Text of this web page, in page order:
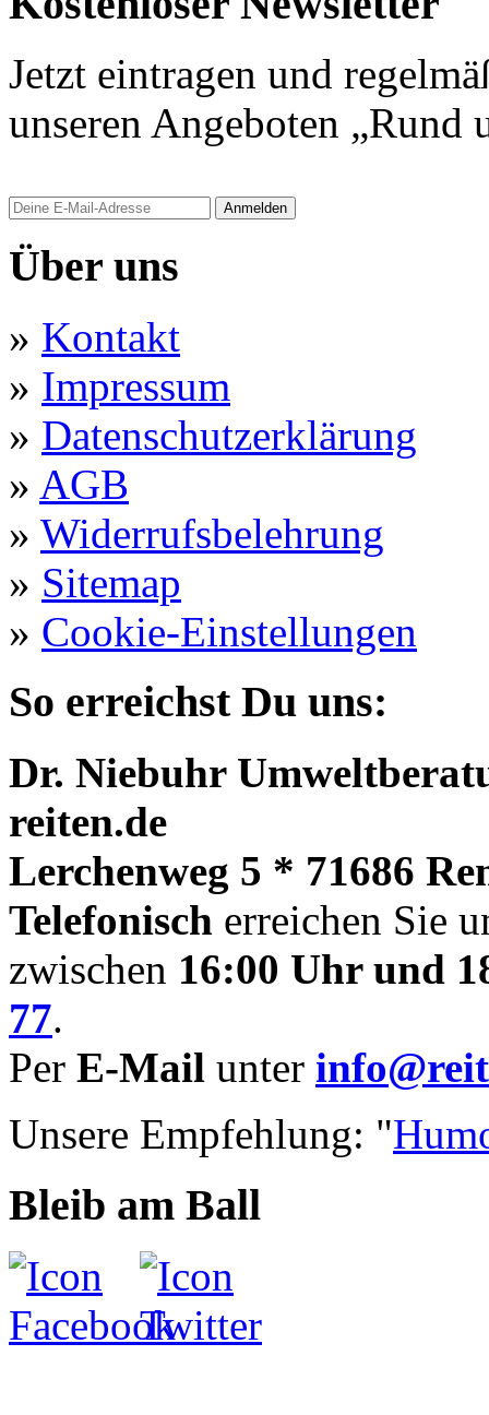
Jetzt eintragen und
unseren Angeboten „Rund
Anmelden
Über uns
» Kontakt
» Impressum
» Datenschutzerklärung
» AGB
» Widerrufsbelehrung
» Sitemap
» Cookie-Einstellungen
So erreichst Du uns:
Dr. Niebuhr
reiten.de
Lerchenweg 5 * 71686
Telefonisch erreichen Sie
zwischen 16:00 Uhr und
77.
Per E-Mail unter
Unsere Empfehlung: "
Bleib am Ball